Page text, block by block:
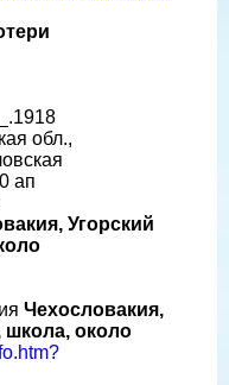
обл.,
ап
Угорский
Чехословакия,
школа, около